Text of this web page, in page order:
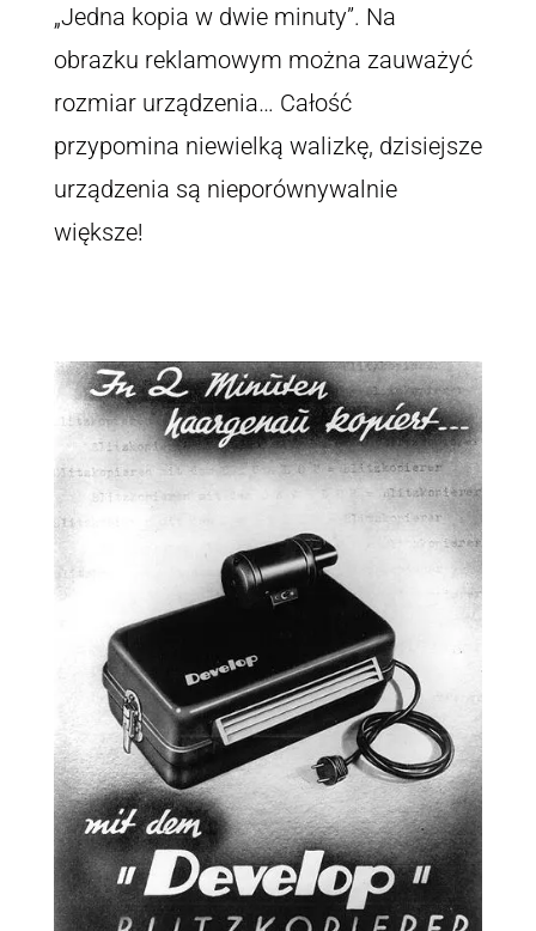
„Jedna kopia w dwie minuty”. Na
obrazku reklamowym można zauważyć
rozmiar urządzenia… Całość
przypomina niewielką walizkę, dzisiejsze
urządzenia są nieporównywalnie
większe!